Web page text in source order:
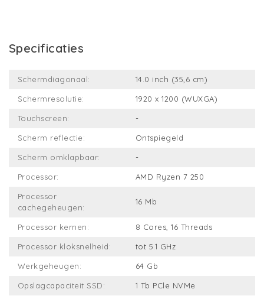
Specificaties
Schermdiagonaal: 14.0 inch (35,6 cm)
Schermresolutie: 1920 x 1200 (WUXGA)
Touchscreen: -
Scherm reflectie: Ontspiegeld
Scherm omklapbaar: -
Processor: AMD Ryzen 7 250
Processor
cachegeheugen:
16 Mb
Processor kernen: 8 Cores, 16 Threads
Processor kloksnelheid: tot 5.1 GHz
Werkgeheugen: 64 Gb
Opslagcapaciteit SSD: 1 Tb PCle NVMe